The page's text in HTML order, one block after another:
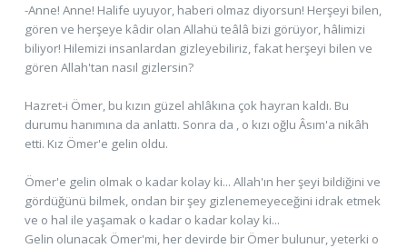
-Anne! Anne! Halife uyuyor, haberi olmaz diyorsun! Herşeyi bilen,
gören ve herşeye kâdir olan Allahü teâlâ bizi görüyor, hâlimizi
biliyor! Hilemizi insanlardan gizleyebiliriz, fakat herşeyi bilen ve
gören Allah'tan nasıl gizlersin?
Hazret-i Ömer, bu kızın güzel ahlâkına çok hayran kaldı. Bu
durumu hanımına da anlattı. Sonra da , o kızı oğlu Âsım'a nikâh
etti. Kız Ömer'e gelin oldu.
Ömer'e gelin olmak o kadar kolay ki... Allah'ın her şeyi bildiğini ve
gördüğünü bilmek, ondan bir şey gizlenemeyeceğini idrak etmek
ve o hal ile yaşamak o kadar o kadar kolay ki...
Gelin olunacak Ömer'mi, her devirde bir Ömer bulunur, yeterki o